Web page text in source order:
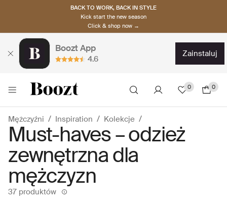
BACK TO WORK, BACK IN STYLE
Kick start the new season
Click & shop now →
Boozt App
4.6
zainstaluj
0 0
Mężczyźni Inspiration Kolekcje
Must-haves – odzież
zewnętrzna dla
mężczyzn
37 produktów